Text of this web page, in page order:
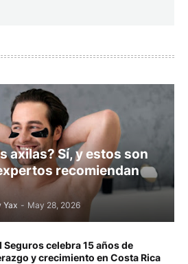
axilas? Sí, y estos son
recomiendan
Yax - May 28, 2026
Seguros celebra 15 años de
y crecimiento en Costa Rica